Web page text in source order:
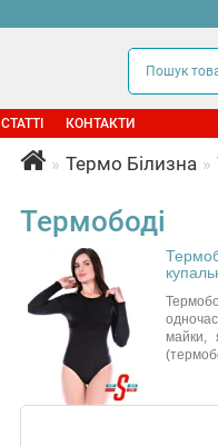
СТАТТІ КОНТАКТИ
Термо Білизна
Термободі
майки,